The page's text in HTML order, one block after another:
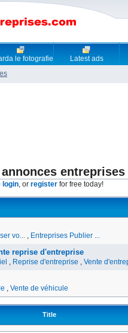
le fotografie
Latest ads
entreprises
login, or register for free today!
vo... , Entreprises Publier ...
reprise d'entreprise
, Reprise d'entreprise , Vente
, Vente de véhicule
Title